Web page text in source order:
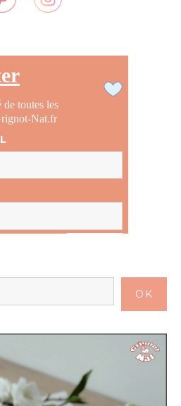
toutes les
Nat.fr
OK